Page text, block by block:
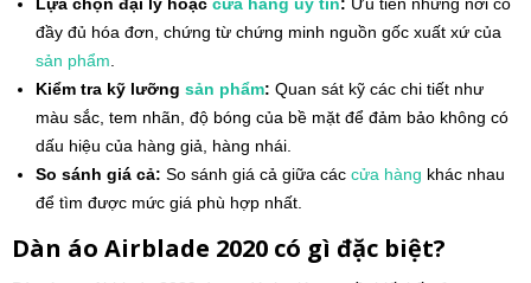
đầy đủ hóa đơn, chứng từ chứng minh nguồn gốc xuất xứ của
sản phẩm
Kiểm tra kỹ lưỡng sản phẩm: Quan sát kỹ các chi tiết như
màu sắc, tem nhãn, độ bóng của bề mặt để đảm bảo không có
dấu hiệu của hàng giả, hàng nhái.
So sánh giá cả: So sánh giá cả giữa các cửa hàng khác nhau
để tìm được mức giá phù hợp nhất.
Dàn áo Airblade 2020 có gì đặc biệt?